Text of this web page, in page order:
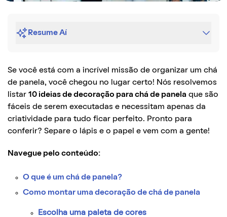
Resume Aí
Se você está com a incrível missão de organizar um chá
de panela, você chegou no lugar certo! Nós resolvemos
listar 10 ideias de decoração para chá de panela que são
fáceis de serem executadas e necessitam apenas da
criatividade para tudo ficar perfeito. Pronto para
conferir? Separe o lápis e o papel e vem com a gente!
Navegue pelo conteúdo:
O que é um chá de panela?
Como montar uma decoração de chá de panela
Escolha uma paleta de cores